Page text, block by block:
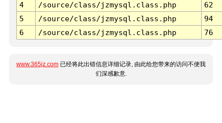
4
/source/class/jzmysql.class.php
62
5
/source/class/jzmysql.class.php
94
6
/source/class/jzmysql.class.php 76
www.365jz.com 已经将此出错信息详细记录, 由此给您带来的访问不便我
们深感歉意.